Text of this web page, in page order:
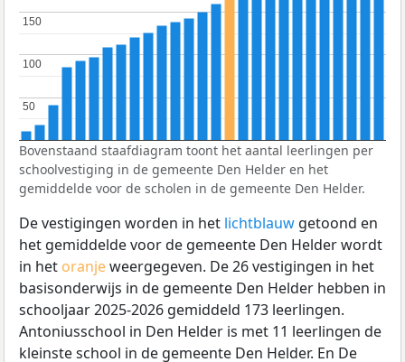
50
50
100
100
150
150
Bovenstaand staafdiagram toont het aantal leerlingen per
schoolvestiging in de gemeente Den Helder en het
gemiddelde voor de scholen in de gemeente Den Helder.
De vestigingen worden in het lichtblauw getoond en
het gemiddelde voor de gemeente Den Helder wordt
in het oranjeweergegeven. De 26 vestigingen in het
basisonderwijs in de gemeente Den Helder hebben in
schooljaar 2025-2026 gemiddeld 173 leerlingen.
Antoniusschool in Den Helder is met 11 leerlingen de
kleinste school in de gemeente Den Helder. En De